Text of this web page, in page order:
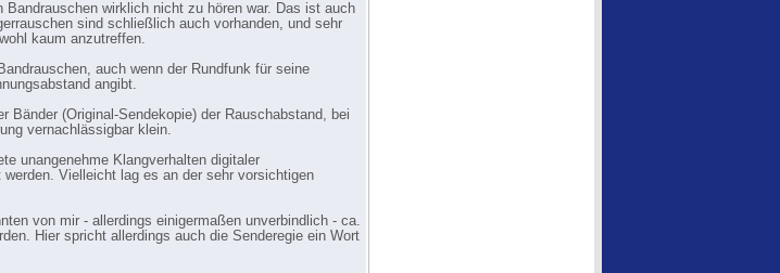
wirklich nicht zu hören war. Das ist auch
sind schließlich auch vorhanden, und sehr
kaum anzutreffen.
auch wenn der Rundfunk für seine
angibt.
Bänder (Original-Sendekopie) der Rauschabstand, bei
vernachlässigbar klein.
unangenehme Klangverhalten digitaler
Vielleicht lag es an der sehr vorsichtigen
von mir - allerdings einigermaßen unverbindlich - ca.
Hier spricht allerdings auch die Senderegie ein Wort